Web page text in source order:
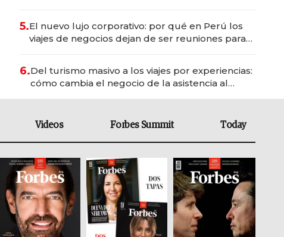
5.El nuevo lujo corporativo: por qué en Perú los
viajes de negocios dejan de ser reuniones para
6.Del turismo masivo a los viajes por experiencias:
cómo cambia el negocio de la asistencia al
Videos Forbes Summit Today